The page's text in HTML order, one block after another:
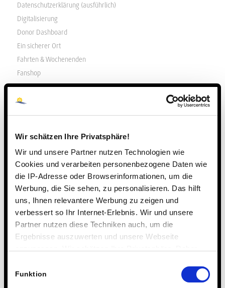
Wir schätzen Ihre Privatsphäre!
Wir und unsere Partner nutzen Technologien wie
Cookies und verarbeiten personenbezogene Daten wie
die IP-Adresse oder Browserinformationen, um die
Werbung, die Sie sehen, zu personalisieren. Das hilft
uns, Ihnen relevantere Werbung zu zeigen und
verbessert so Ihr Internet-Erlebnis. Wir und unsere
Partner nutzen diese Techniken auch, um die
Ergebnisse auszuwerten und unsere Webseite
Technologien.
Funktion
Datenschutzerklärung (ausführlich)
Digitalisierung
Donor Dashboard
Ein sicherer Ort
Fahrten & Wochenenden
Fanshop
Fit fürs Leben
Förderpartner
Förderverein
Fundraising
Gesellschaftliche Verantwortung
Gruppen
Gymnasium
Impressum
Interessenvertreter
Internat
Internat als Chance
Internat kennenlernen
Internationaler Gymnasialzweig